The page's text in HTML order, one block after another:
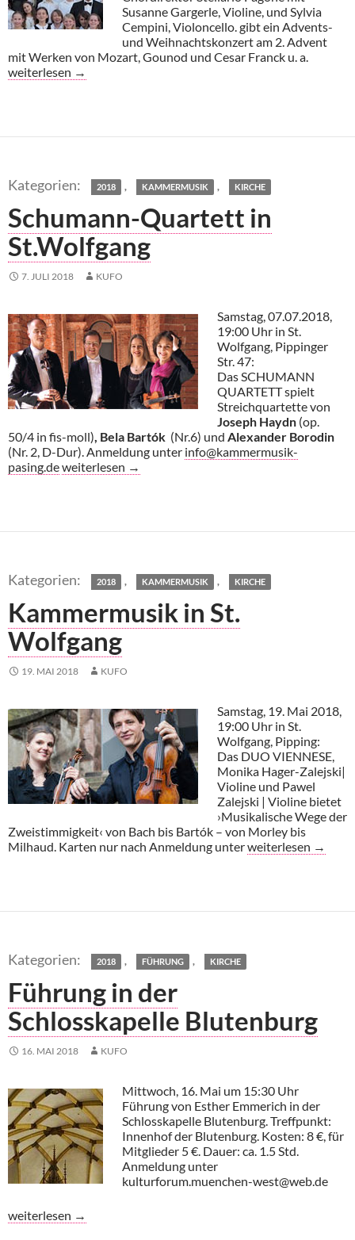
Susanne Gargerle, Violine, und Sylvia
Cempini, Violoncello. gibt ein Advents-
und Weihnachtskonzert am 2. Advent
mit Werken von Mozart, Gounod und Cesar Franck u. a.
Kinderchor der Bayerischen Staatsoper
weiterlesen →
2018 , KAMMERMUSIK , KIRCHE
Schumann-Quartett in
St.Wolfgang
7. JULI 2018 KUFO
Samstag, 07.07.2018,
19:00 Uhr in St.
Wolfgang, Pippinger
Str. 47:
Das SCHUMANN
QUARTETT spielt
Streichquartette von
Joseph Haydn (op.
50/4 in fis-moll), Bela Bartók (Nr.6) und Alexander Borodin
(Nr. 2, D-Dur). Anmeldung unter info@kammermusik-
pasing.deSchumann-Quartett in St.Wolfgang
weiterlesen →
2018 , KAMMERMUSIK , KIRCHE
Kammermusik in St.
Wolfgang
19. MAI 2018 KUFO
Samstag, 19. Mai 2018,
19:00 Uhr in St.
Wolfgang, Pipping:
Das DUO VIENNESE,
Monika Hager-Zalejski|
Violine und Pawel
Zalejski | Violine bietet
›Musikalische Wege der
Zweistimmigkeit‹ von Bach bis Bartók – von Morley bis
Milhaud. Karten nur nach Anmeldung unterKammermusik in
weiterlesen →
2018 , FÜHRUNG , KIRCHE
Führung in der
Schlosskapelle Blutenburg
16. MAI 2018 KUFO
Mittwoch, 16. Mai um 15:30 Uhr
Führung von Esther Emmerich in der
Schlosskapelle Blutenburg. Treffpunkt:
Innenhof der Blutenburg. Kosten: 8 €, für
Mitglieder 5 €. Dauer: ca. 1.5 Std.
Anmeldung unter
kulturforum.muenchen-west@web.de
Führung in der Schlosskapelle Blutenburg
weiterlesen →